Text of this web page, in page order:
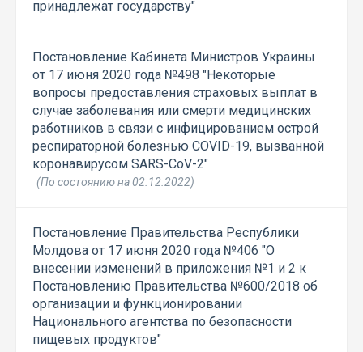
принадлежат государству"
Постановление Кабинета Министров Украины
от 17 июня 2020 года №498 "Некоторые
вопросы предоставления страховых выплат в
случае заболевания или смерти медицинских
работников в связи с инфицированием острой
респираторной болезнью COVID-19, вызванной
коронавирусом SARS-CoV-2"
(По состоянию на 02.12.2022)
Постановление Правительства Республики
Молдова от 17 июня 2020 года №406 "О
внесении изменений в приложения №1 и 2 к
Постановлению Правительства №600/2018 об
организации и функционировании
Национального агентства по безопасности
пищевых продуктов"